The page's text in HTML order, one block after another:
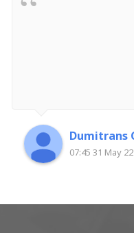
07:45 31 May 22